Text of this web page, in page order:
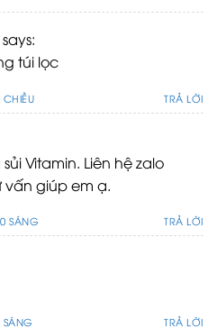
says:
túi lọc
TRẢ LỜI
Vitamin. Liên hệ zalo
vấn giúp em ạ.
SÁNG TRẢ LỜI
TRẢ LỜI